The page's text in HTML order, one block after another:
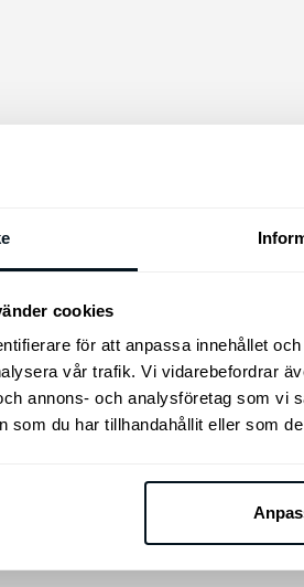
cookies
för att anpassa innehållet
vår trafik. Vi vidarebefordrar
annons- och analysföretag som vi
som du har tillhandahållit eller som
595 kr
Lägg till i varukorg